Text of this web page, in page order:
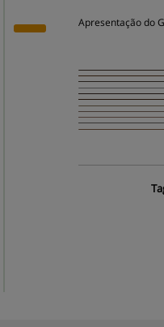
Apresentação do